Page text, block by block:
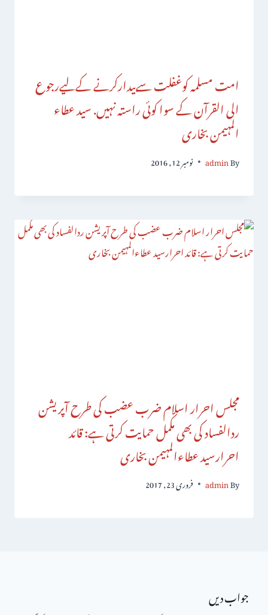
امت مسلمہ کوغفلت سےبیدارکرنے کےلیےرجوع
الی القرآن کے سوا کوئی راستہ نہیں. سید عطاء
المہیمن بخاری
By
admin نومبر 12, 2016
مجلس احرار اسلام ضرب عضب کی طرح آپریشن
ردالفساد کی بھی مکمل حمایت کرتی ہے: قائد
احرارسید عطاءالمہیمن بخاری
By
admin فروری 23, 2017
جواب دیں